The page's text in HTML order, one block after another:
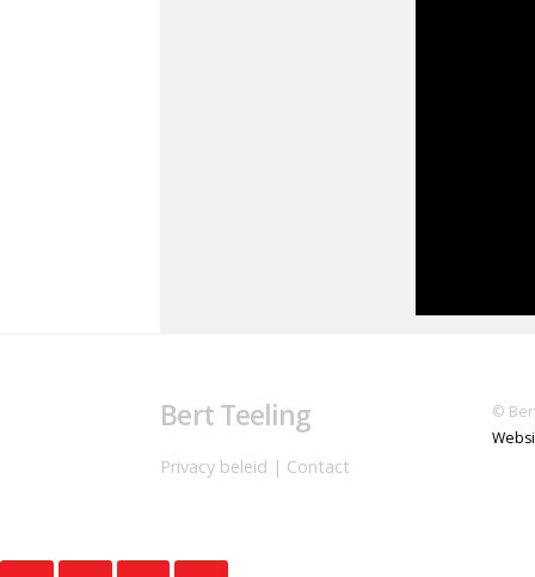
Bert Teeling
Privacy beleid | Contact
©